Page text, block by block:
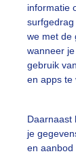
informatie
we met de
wanneer
gebruik
en apps te
Daarnaast
je
en aanbod